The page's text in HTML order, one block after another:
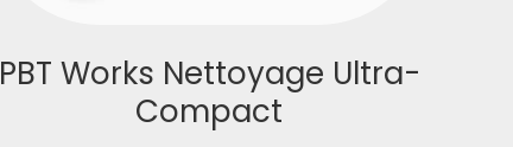
PBT Works Nettoyage Ultra-
Compact